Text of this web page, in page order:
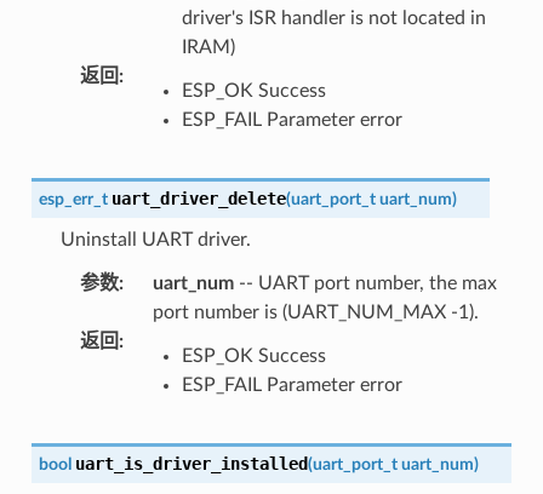
driver's ISR handler is not located in
IRAM)
返回 :
ESP_OK Success
ESP_FAIL Parameter error
esp_err_t uart_driver_delete(uart_port_t uart_num)
Uninstall UART driver.
参数: uart_num-- UART port number, the max
port number is (UART_NUM_MAX -1).
返回 :
ESP_OK Success
ESP_FAIL Parameter error
bool uart_is_driver_installed(uart_port_t uart_num)